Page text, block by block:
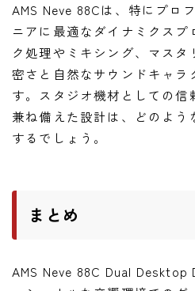
AMS Neve 88Cは、特にプロ
ニアに最適なダイナミクスプ
ク処理やミキシング、マス
密さと自然なサウンドキャラ
す。スタジオ機材としての信
兼ね備えた設計は、どのよ
するでしょう。
まとめ
AMS Neve 88C Dual Desktop